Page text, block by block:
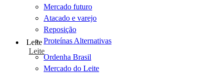
Mercado futuro
Atacado e varejo
Reposição
Proteínas Alternativas
Leite
Leite
Ordenha Brasil
Mercado do Leite